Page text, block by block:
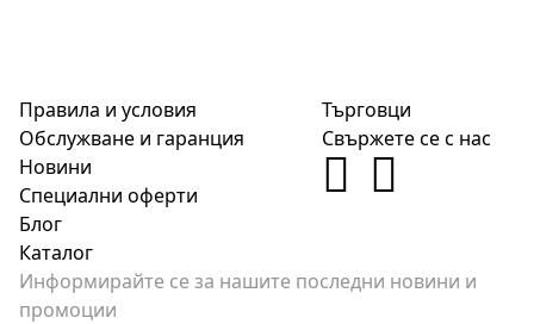
Правила и условия
Обслужване и гаранция
Новини
Специални оферти
Блог
Каталог
Търговци
Свържете се с нас
Информирайте се за нашите последни новини и
промоции